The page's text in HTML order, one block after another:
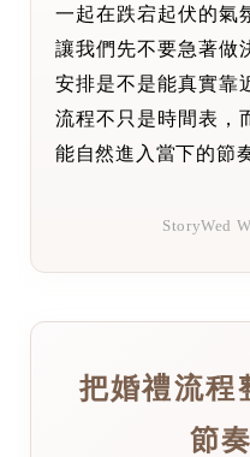
一起在跌宕起伏的氣
讓我們先不要急著做
安排是不是能真實靠
流程不只是時間表，
能自然進入當下的節奏
StoryWed
把婚禮流程
節